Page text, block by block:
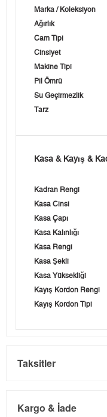
Marka / Koleksiyon
Ağırlık
Cam Tipi
Cinsiyet
Makine Tipi
Pil Ömrü
Su Geçirmezlik
Tarz
Kasa & Kayış &
Kadran Rengi
Kasa Cinsi
Kasa Çapı
Kasa Kalınlığı
Kasa Rengi
Kasa Şekli
Kasa Yüksekliği
Kayış Kordon Rengi
Kayış Kordon Tipi
Taksitler
Kargo & İade